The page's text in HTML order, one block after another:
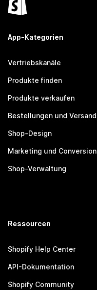
App-Kategorien
Vertriebskanäle
Produkte finden
Produkte verkaufen
Bestellungen und Versand
Shop-Design
Marketing und Conversion
Shop-Verwaltung
Ressourcen
Shopify Help Center
API-Dokumentation
Shopify Community